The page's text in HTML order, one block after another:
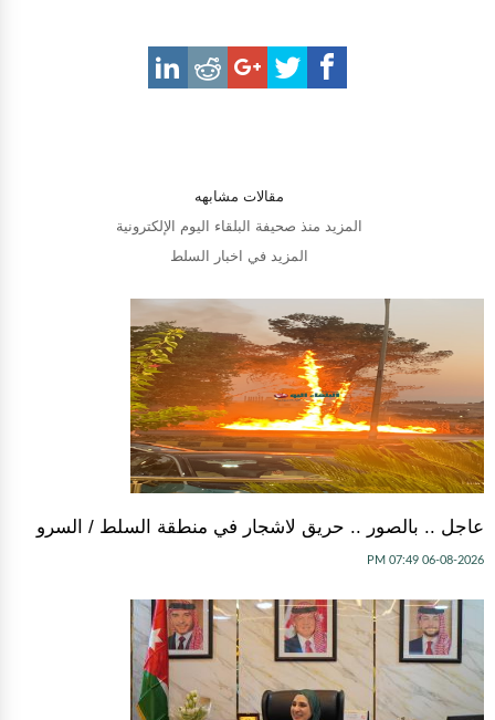
مقالات مشابهه
المزيد منذ صحيفة البلقاء اليوم الإلكترونية
المزيد في اخبار السلط
عاجل .. بالصور .. حريق لاشجار في منطقة السلط / السرو
06-08-2026 07:49 PM